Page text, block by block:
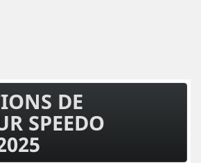
DE
SPEEDO